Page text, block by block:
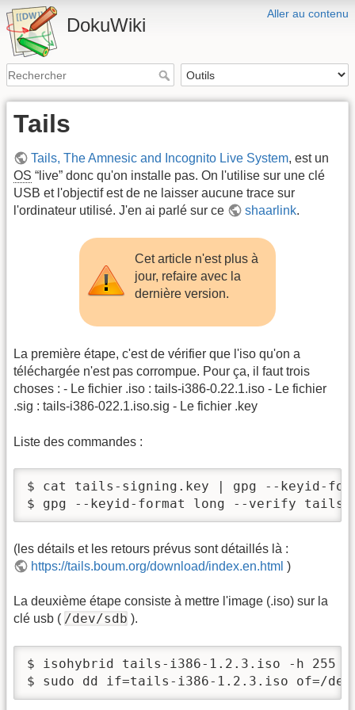
Aller au contenu
DokuWiki
Tails
Tails, The Amnesic and Incognito Live System, est un
OS “live” donc qu'on installe pas. On l'utilise sur une clé
USB et l'objectif est de ne laisser aucune trace sur
l'ordinateur utilisé. J'en ai parlé sur ce
shaarlink.
Cet article n'est plus à
jour, refaire avec la
dernière version.
La première étape, c'est de vérifier que l'iso qu'on a
téléchargée n'est pas corrompue. Pour ça, il faut trois
choses : - Le fichier .iso : tails-i386-0.22.1.iso - Le fichier
.sig : tails-i386-022.1.iso.sig - Le fichier .key
Liste des commandes :
$ cat tails-signing.key | gpg --keyid-
$ gpg --keyid-format long --verify
(les détails et les retours prévus sont détaillés là :
https://tails.boum.org/download/index.en.html )
La deuxième étape consiste à mettre l'image (.iso) sur la
clé usb ( /dev/sdb ).
$ isohybrid tails-i386-1.2.3.iso -h 255 -
$ sudo dd if=tails-i386-1.2.3.iso of=/dev/